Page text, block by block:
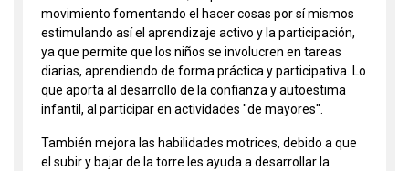
movimiento fomentando el hacer cosas por sí mismos
estimulando así el aprendizaje activo y la participación,
ya que permite que los niños se involucren en tareas
diarias, aprendiendo de forma práctica y participativa. Lo
que aporta al desarrollo de la confianza y autoestima
infantil, al participar en actividades "de mayores".
También mejora las habilidades motrices, debido a que
el subir y bajar de la torre les ayuda a desarrollar la